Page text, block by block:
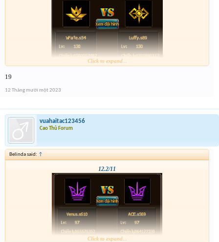
Click to expand...
19
12 Tháng mười một 2023
vuahaitac123456
Cao Thủ Forum
Belinda said: ↑
12.2/11
Click to expand...